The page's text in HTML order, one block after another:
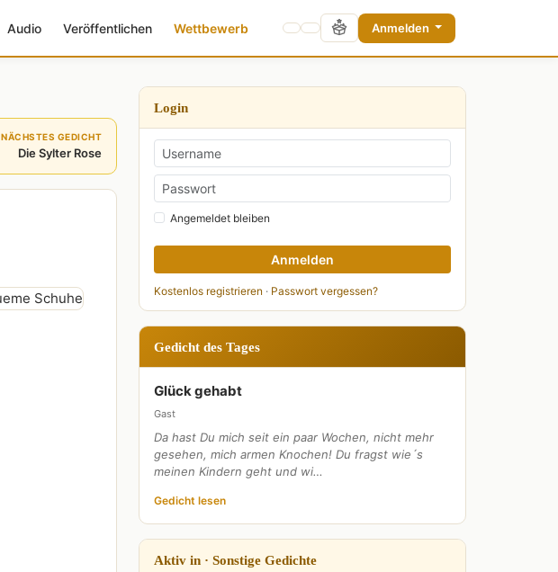
Audio Veröffentlichen Wettbewerb Anmelden
NÄCHSTES GEDICHT
Die Sylter Rose
Login
Angemeldet bleiben
Anmelden
Kostenlos registrieren · Passwort vergessen?
Gedicht des Tages
Glück gehabt
Gast
Da hast Du mich seit ein paar Wochen, nicht mehr
gesehen, mich armen Knochen! Du fragst wie´s
meinen Kindern geht und wi…
Gedicht lesen
Aktiv in · Sonstige Gedichte